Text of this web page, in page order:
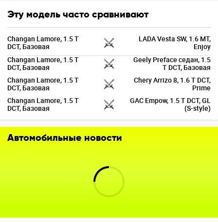
Эту модель часто сравнивают
Changan Lamore, 1.5 T
DCT, Базовая
LADA Vesta SW, 1.6 MT,
Enjoy
Changan Lamore, 1.5 T
DCT, Базовая
Geely Preface седан, 1.5
T DCT, Базовая
Changan Lamore, 1.5 T
DCT, Базовая
Chery Arrizo 8, 1.6 T DCT,
Prime
Changan Lamore, 1.5 T
DCT, Базовая
GAC Empow, 1.5 T DCT, GL
(S-style)
Автомобильные новости